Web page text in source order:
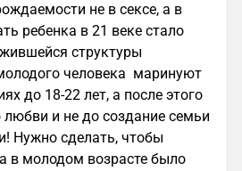
не в сексе, а в
ребенка в 21 веке стало
структуры
человека маринуют
до 18-22 лет, а после этого
любви и не до создание семьи
Нужно сделать, чтобы
в молодом возрасте было